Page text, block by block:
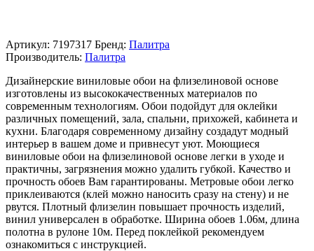
Артикул: 7197317 Бренд: Палитра
Производитель: Палитра
Дизайнерские виниловые обои на флизелиновой основе
изготовлены из высококачественных материалов по
современным технологиям. Обои подойдут для оклейки
различных помещений, зала, спальни, прихожей, кабинета и
кухни. Благодаря современному дизайну создадут модный
интерьер в вашем доме и привнесут уют. Моющиеся
виниловые обои на флизелиновой основе легки в уходе и
практичны, загрязнения можно удалить губкой. Качество и
прочность обоев Вам гарантированы. Метровые обои легко
приклеиваются (клей можно наносить сразу на стену) и не
рвутся. Плотный флизелин повышает прочность изделий,
винил универсален в обработке. Ширина обоев 1.06м, длина
полотна в рулоне 10м. Перед поклейкой рекомендуем
ознакомиться с инструкцией.